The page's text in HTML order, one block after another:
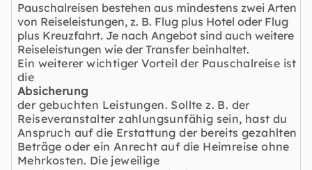
Pauschalreisen bestehen aus mindestens zwei Arten
von Reiseleistungen, z. B. Flug plus Hotel oder Flug
plus Kreuzfahrt. Je nach Angebot sind auch weitere
Reiseleistungen wie der Transfer beinhaltet.
Ein weiterer wichtiger Vorteil der Pauschalreise ist
die
Absicherung
der gebuchten Leistungen. Sollte z. B. der
Reiseveranstalter zahlungsunfähig sein, hast du
Anspruch auf die Erstattung der bereits gezahlten
Beträge oder ein Anrecht auf die Heimreise ohne
Mehrkosten. Die jeweilige